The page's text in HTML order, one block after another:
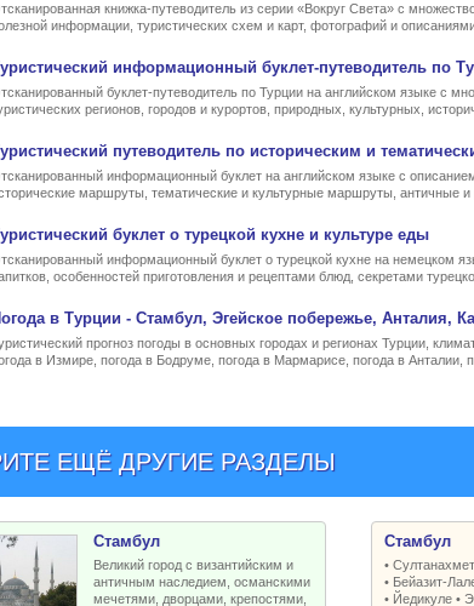
книжка-путеводитель из серии «Вокруг Света» с
информации, туристических схем и карт, фотографий и
информационный буклет-путеводитель по
буклет-путеводитель по Турции на английском языке с
регионов, городов и курортов, природных, культурных,
путеводитель по историческим и
информационный буклет на английском языке с
маршруты, тематические и культурные маршруты, античные
буклет о турецкой кухнеи культуре еды
информационный буклет о турецкой кухне на немецком
особенностей приготовления и рецептами блюд, секретами
в Турции - Стамбул, Эгейское побережье, Анталия,
прогноз погоды в основных городах и регионах Турции,
в Измире, погода в Бодруме, погода в Мармарисе, погода в Анталии,
ЕЩЁ ДРУГИЕ РАЗДЕЛЫ
Стамбул
Великий город с византийским и
античным наследием, османскими
мечетями, дворцами, крепостями,
Стамбул
• Султанахмет
• Бейазит-
• Йедикуле•